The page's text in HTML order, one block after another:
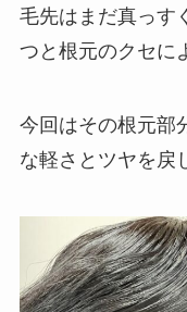
毛先はまだ真っす
つと根元のクセに
今回はその根元部
な軽さとツヤを戻